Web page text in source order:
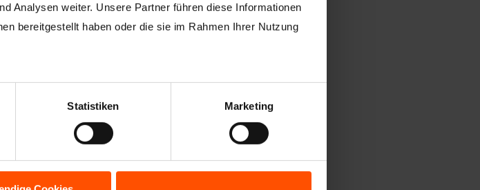
Analysen weiter. Unsere Partner führen diese Informationen
bereitgestellt haben oder die sie im Rahmen Ihrer Nutzung
Statistiken Marketing